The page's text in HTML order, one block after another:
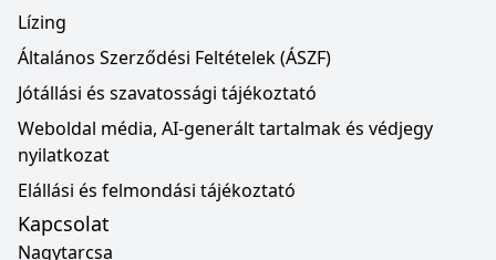
Lízing
Általános Szerződési Feltételek (ÁSZF)
Jótállási és szavatossági tájékoztató
Weboldal média, AI-generált tartalmak és védjegy
nyilatkozat
Elállási és felmondási tájékoztató
Kapcsolat
Nagytarcsa